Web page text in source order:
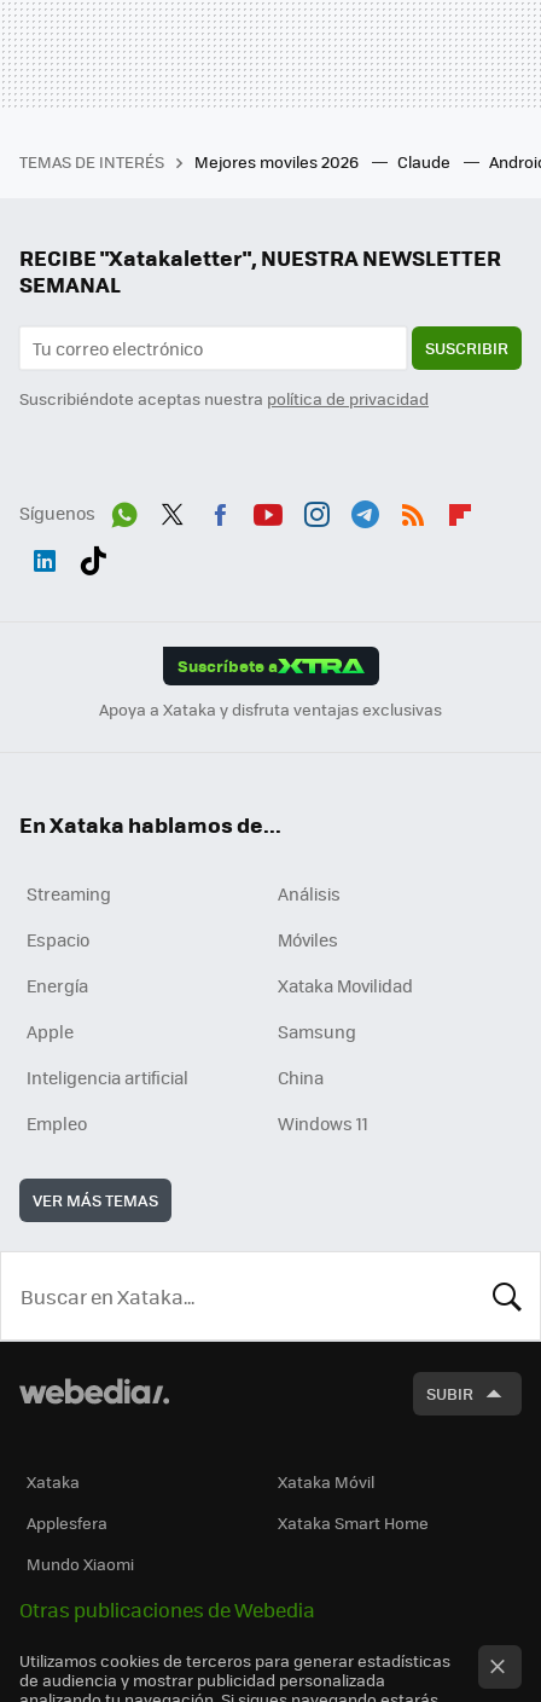
TEMAS DE INTERÉS Mejores moviles 2026 Claude
RECIBE "Xatakaletter", NUESTRA NEWSLETTER
SEMANAL
SUSCRIBIR
Suscribiéndote aceptas nuestra política de privacidad
Síguenos
Suscríbete a
Apoya a Xataka y disfruta ventajas exclusivas
En Xataka hablamos de...
Streaming
Análisis
Espacio
Móviles
Energía
Xataka Movilidad
Apple
Samsung
Inteligencia artificial
China
Empleo
Windows 11
VER MÁS TEMAS
SUBIR
Xataka
Xataka Móvil
Applesfera
Xataka Smart Home
Mundo Xiaomi
Otras publicaciones de Webedia
Utilizamos cookies de terceros para generar estadísticas
de audiencia y mostrar publicidad personalizada